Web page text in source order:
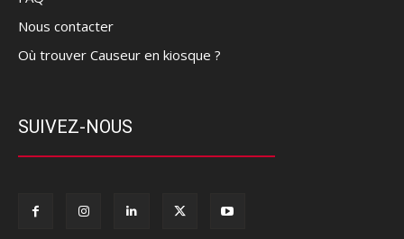
Nous contacter
Où trouver Causeur en kiosque ?
SUIVEZ-NOUS